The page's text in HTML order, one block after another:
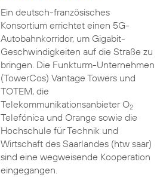
Ein deutsch-französisches
Konsortium errichtet einen 5G-
Autobahnkorridor, um Gigabit-
Geschwindigkeiten auf die Straße zu
bringen. Die Funkturm-Unternehmen
(TowerCos) Vantage Towers und
TOTEM, die
Telekommunikationsanbieter O2
Telefónica und Orange sowie die
Hochschule für Technik und
Wirtschaft des Saarlandes (htw saar)
sind eine wegweisende Kooperation
eingegangen.